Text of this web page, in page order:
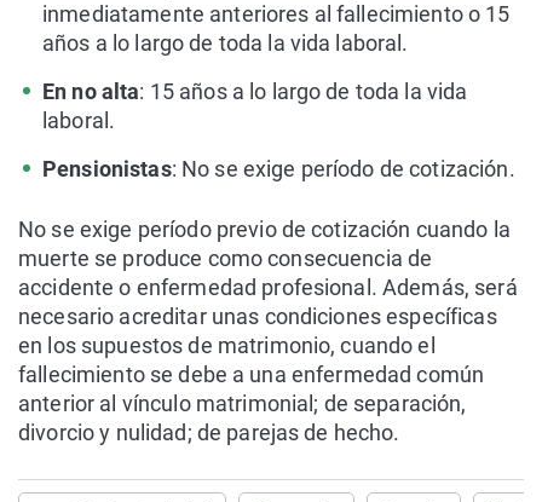
inmediatamente anteriores al fallecimiento o 15
años a lo largo de toda la vida laboral.
En no alta: 15 años a lo largo de toda la vida
laboral.
Pensionistas: No se exige período de cotización.
No se exige período previo de cotización cuando la
muerte se produce como consecuencia de
accidente o enfermedad profesional. Además, será
necesario acreditar unas condiciones específicas
en los supuestos de matrimonio, cuando el
fallecimiento se debe a una enfermedad común
anterior al vínculo matrimonial; de separación,
divorcio y nulidad; de parejas de hecho.